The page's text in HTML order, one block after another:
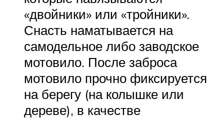
«двойники» или «тройники».
Снасть наматывается на
самодельное либо заводское
мотовило. После заброса
мотовило прочно фиксируется
на берегу (на колышке или
дереве), в качестве